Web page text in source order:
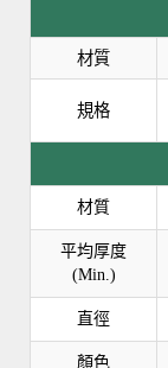
材質
規格
材質
平均厚度
(Min.)
直徑
顏色